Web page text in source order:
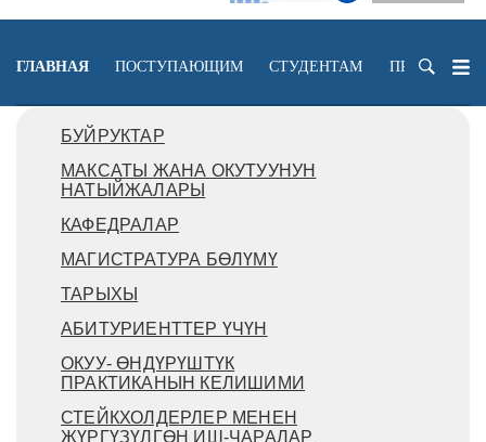
ГЛАВНАЯ ПОСТУПАЮЩИМ СТУДЕНТАМ
БУЙРУКТАР
МАКСАТЫ ЖАНА ОКУТУУНУН
НАТЫЙЖАЛАРЫ
КАФЕДРАЛАР
МАГИСТРАТУРА БӨЛҮМҮ
ТАРЫХЫ
АБИТУРИЕНТТЕР ҮЧҮН
ОКУУ- ӨНДҮРҮШТҮК
ПРАКТИКАНЫН КЕЛИШИМИ
СТЕЙКХОЛДЕРЛЕР МЕНЕН
ЖҮРГҮЗҮЛГӨН ИШ-ЧАРАЛАР